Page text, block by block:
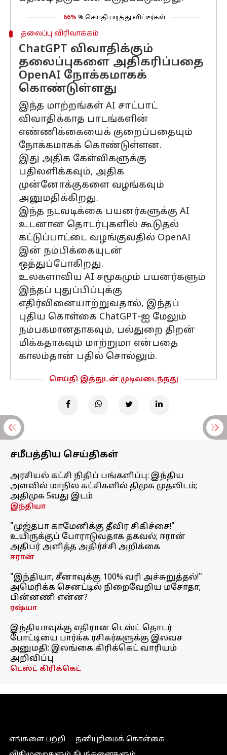
66% % செய்தி படித்து விட்டீர்கள்
தலைப்பு விரிவாக்கம்
ChatGPT விவாதிக்கும்
தலைப்புகளை அதிகரிப்பதை
OpenAI நோக்கமாகக்
கொண்டுள்ளது
இந்த மாற்றங்கள் AI சாட்பாட்
விவாதிக்காத பாடங்களின்
எண்ணிக்கையைக் குறைப்பதையும்
நோக்கமாகக் கொண்டுள்ளன.
இது அதிக கேள்விகளுக்கு
பதிலளிக்கவும், அதிக
முன்னோக்குகளை வழங்கவும்
அனுமதிக்கிறது.
இந்த நடவடிக்கை பயனர்களுக்கு AI
உடனான தொடர்புகளில் கூடுதல்
கட்டுப்பாட்டை வழங்குவதில் OpenAI
இன் நம்பிக்கையுடன்
ஒத்துப்போகிறது.
உலகளாவிய AI சமூகமும் பயனர்களும்
இந்தப் புதுப்பிப்புக்கு
எதிர்வினையாற்றுவதால், இந்தப்
புதிய கொள்கை ChatGPT-ஐ மேலும்
நம்பகமானதாகவும், பல்துறை திறன்
மிக்கதாகவும் மாற்றுமா என்பதை
காலம்தான் பதில் சொல்லும்.
செய்தி இத்துடன் முடிவடைந்தது
சமீபத்திய செய்திகள்
அரசியல் கட்சி நிதிப் பங்களிப்பு: இந்திய
அளவில் மாநில கட்சிகளில் திமுக முதலிடம்;
அதிமுக 5வது இடம்
இந்தியா
"முஜ்தபா காமேனிக்கு தீவிர சிகிச்சை!"
உயிருக்குப் போராடுவதாக தகவல்; ஈரான்
அதிபர் அளித்த அதிர்ச்சி அறிக்கை
ஈரான்
"இந்தியா, சீனாவுக்கு 100% வரி அச்சுறுத்தல்!"
அமெரிக்க செனட்டில் நிறைவேறிய மசோதா;
பின்னணி என்ன?
ரஷ்யா
இந்தியாவுக்கு எதிரான டெஸ்ட் தொடர்
போட்டியை பார்க்க ரசிகர்களுக்கு இலவச
அனுமதி: இலங்கை கிரிக்கெட் வாரியம்
அறிவிப்பு
டெஸ்ட் கிரிக்கெட்
எங்களை பற்றி
தனியுரிமைக் கொள்கை